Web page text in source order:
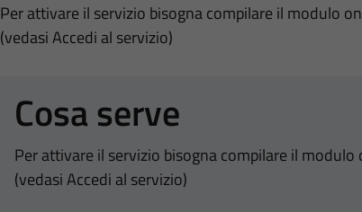
Per attivare il servizio bisogna compilare il modulo
(vedasi Accedi al servizio)
Cosa serve
Per attivare il servizio bisogna compilare il
(vedasi Accedi al servizio)